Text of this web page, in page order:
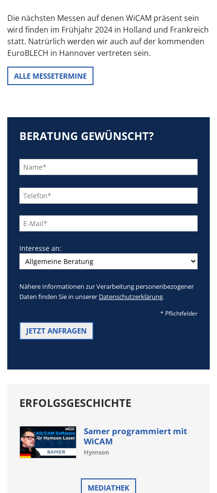
Die nächsten Messen auf denen WiCAM präsent sein
wird finden im Frühjahr 2024 in Holland und Frankreich
statt. Natrürlich werden wir auch auf der kommenden
EuroBLECH in Hannover vertreten sein.
ALLE MESSETERMINE
BERATUNG GEWÜNSCHT?
lasse
dieses
Feld
leer.
Interesse an:
Nähere Informationen zur Verarbeitung personenbezogener
Daten finden Sie in unserer Datenschutzerklärung.
* Pflichtfelder
ERFOLGSGESCHICHTE
Samer programmiert mit
WiCAM
Hymson
MEDIATHEK